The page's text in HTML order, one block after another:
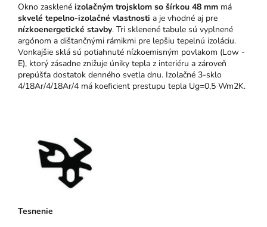
Okno zasklené izolačným trojsklom so šírkou 48 mm má
skvelé tepelno-izolačné vlastnosti a je vhodné aj pre
nízkoenergetické stavby. Tri sklenené tabule sú vyplnené
argónom a dištančnými rámikmi pre lepšiu tepelnú izoláciu.
Vonkajšie sklá sú potiahnuté nízkoemisným povlakom (Low -
E), ktorý zásadne znižuje úniky tepla z interiéru a zároveň
prepúšťa dostatok denného svetla dnu. Izolačné 3-sklo
4/18Ar/4/18Ar/4 má koeficient prestupu tepla Ug=0,5 Wm2K.
Tesnenie